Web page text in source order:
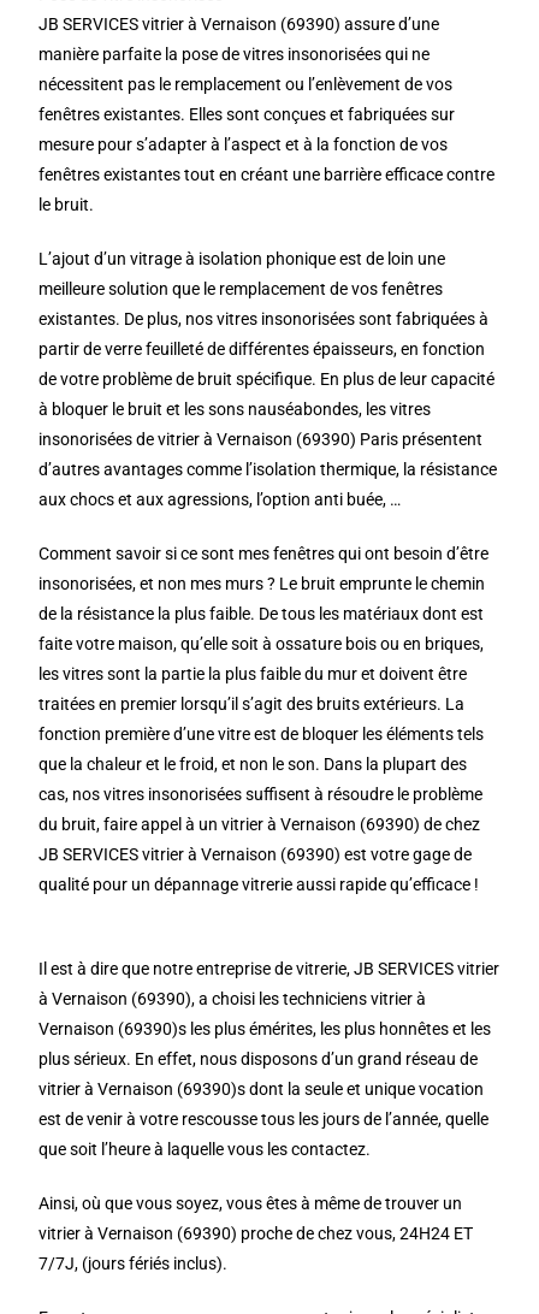
JB SERVICES vitrier à Vernaison (69390) assure d’une
manière parfaite la pose de vitres insonorisées qui ne
nécessitent pas le remplacement ou l’enlèvement de vos
fenêtres existantes. Elles sont conçues et fabriquées sur
mesure pour s’adapter à l’aspect et à la fonction de vos
fenêtres existantes tout en créant une barrière efficace contre
le bruit.
L’ajout d’un vitrage à isolation phonique est de loin une
meilleure solution que le remplacement de vos fenêtres
existantes. De plus, nos vitres insonorisées sont fabriquées à
partir de verre feuilleté de différentes épaisseurs, en fonction
de votre problème de bruit spécifique. En plus de leur capacité
à bloquer le bruit et les sons nauséabondes, les vitres
insonorisées de vitrier à Vernaison (69390) Paris présentent
d’autres avantages comme l’isolation thermique, la résistance
aux chocs et aux agressions, l’option anti buée, …
Comment savoir si ce sont mes fenêtres qui ont besoin d’être
insonorisées, et non mes murs ? Le bruit emprunte le chemin
de la résistance la plus faible. De tous les matériaux dont est
faite votre maison, qu’elle soit à ossature bois ou en briques,
les vitres sont la partie la plus faible du mur et doivent être
traitées en premier lorsqu’il s’agit des bruits extérieurs. La
fonction première d’une vitre est de bloquer les éléments tels
que la chaleur et le froid, et non le son. Dans la plupart des
cas, nos vitres insonorisées suffisent à résoudre le problème
du bruit, faire appel à un vitrier à Vernaison (69390) de chez
JB SERVICES vitrier à Vernaison (69390) est votre gage de
qualité pour un dépannage vitrerie aussi rapide qu’efficace !
Il est à dire que notre entreprise de vitrerie, JB SERVICES vitrier
à Vernaison (69390), a choisi les techniciens vitrier à
Vernaison (69390)s les plus émérites, les plus honnêtes et les
plus sérieux. En effet, nous disposons d’un grand réseau de
vitrier à Vernaison (69390)s dont la seule et unique vocation
est de venir à votre rescousse tous les jours de l’année, quelle
que soit l’heure à laquelle vous les contactez.
Ainsi, où que vous soyez, vous êtes à même de trouver un
vitrier à Vernaison (69390) proche de chez vous, 24H24 ET
7/7J, (jours fériés inclus).